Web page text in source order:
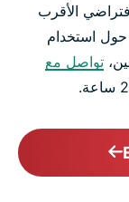
الأقرب
استخدام
تواصل مع